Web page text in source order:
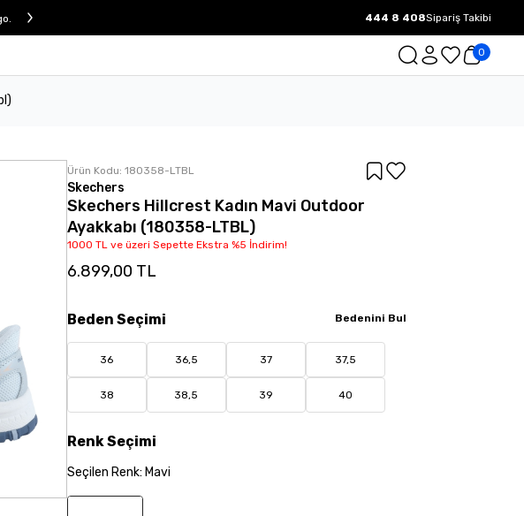
1000 TL ve üzeri Ücretsiz Kargo.
444 8 408Sipariş Takibi
0
Ürün Kodu: 180358-LTBL
Skechers
Skechers Hillcrest Kadın Mavi Outdoor
Ayakkabı (180358-LTBL)
1000 TL ve üzeri Sepette Ekstra %5 İndirim!
6.899,00 TL
RenkSeçimi
Seçilen Renk: Mavi
Beden Seçimi Bedenini Bul
36 36,5 37 37,5
38 38,5 39 40